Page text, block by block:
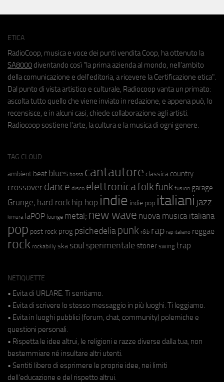
ETICA
RadioCoop, musica e voce dei punti vendita Coop, ha ottenuto la
SA8000 diventando così "la prima azienda al mondo, nell'ambito
della comunicazione e dell'editoria, a ricevere la Certificazione etica".
Dal punto di vista artistico e culturale, Radiocoop vanta un primato:
ascolta tutto quello che viene inviato in redazione, e appena può, lo
recensisce, e in alcuni casi, chiede collaborazione agli artisti.
Radiocoop sostiene l'arte, la cultura e la musica di ogni genere.
TAG CLOUD
ambient beat blues bossa cantautore classica country
crossover dance disco elettronicafolkfunk fusion garage
Grunge; hard rock hip hop indie indie pop italiani jazz
kimura laPOP lounge metal; new wave nuova musica italiana
pop post rock prog psichedeliapunk r&b rap rap italiano reggae
rock rockabilly ska soul sperimentale stoner swing trap
NETIQUETTE
• Evita di URLARE. Ti sentiamo.
• Evita di scrivere lo stesso messaggio in più luoghi. Ti leggiamo.
• Evita in luoghi pubblici (forum, chat, community) polemiche e
questioni personali.
• Rispetta le idee altrui, le religioni e razze diverse dalla tua, non
bestemmiare né insultare altri utenti.
• Sentiti libero di esprimere le proprie idee, nei limiti
dell'educazione e del rispetto altrui.